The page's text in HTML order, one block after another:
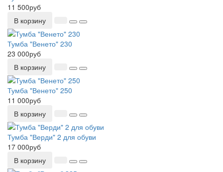
11 500руб
В корзину
Тумба "Венето" 230
23 000руб
В корзину
Тумба "Венето" 250
11 000руб
В корзину
Тумба "Верди" 2 для обуви
17 000руб
В корзину